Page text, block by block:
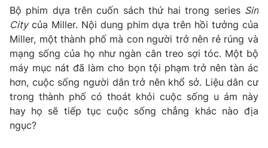
Bộ phim dựa trên cuốn sách thứ hai trong series Sin
Citycủa Miller. Nội dung phim dựa trên hồi tưởng của
Miller, một thành phố mà con người trở nên rẻ rúng và
mạng sống của họ như ngàn cân treo sợi tóc. Một bộ
máy mục nát đã làm cho bọn tội phạm trở nên tàn ác
hơn, cuộc sống người dân trở nên khổ sở. Liệu dân cư
trong thành phố có thoát khỏi cuộc sống u ám này
hay họ sẽ tiếp tục cuộc sống chẳng khác nào địa
ngục?